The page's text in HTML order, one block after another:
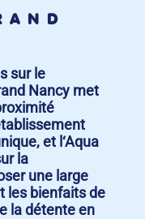
sur le
Nancy met
et l‘Aqua
la
une large
les bienfaits de
la détente en